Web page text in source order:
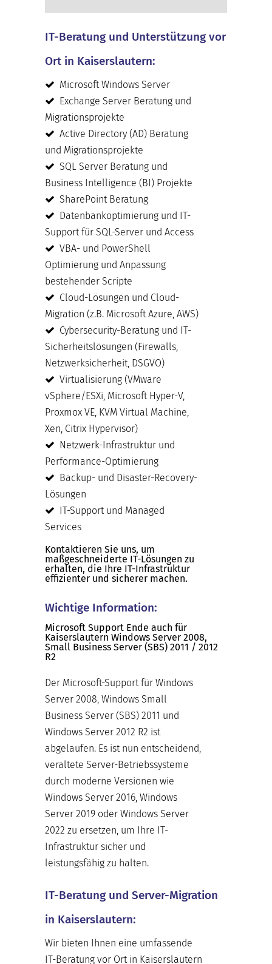
IT-Beratung und Unterstützung vor
Ort in Kaiserslautern:
Microsoft Windows Server
Exchange Server Beratung und
Migrationsprojekte
Active Directory (AD) Beratung
und Migrationsprojekte
SQL Server Beratung und
Business Intelligence (BI) Projekte
SharePoint Beratung
Datenbankoptimierung und IT-
Support für SQL-Server und Access
VBA- und PowerShell
Optimierung und Anpassung
bestehender Scripte
Cloud-Lösungen und Cloud-
Migration (z.B. Microsoft Azure, AWS)
Cybersecurity-Beratung und IT-
Sicherheitslösungen (Firewalls,
Netzwerksicherheit, DSGVO)
Virtualisierung (VMware
vSphere/ESXi, Microsoft Hyper-V,
Proxmox VE, KVM Virtual Machine,
Xen, Citrix Hypervisor)
Netzwerk-Infrastruktur und
Performance-Optimierung
Backup- und Disaster-Recovery-
Lösungen
IT-Support und Managed
Services
Kontaktieren Sie uns, um
maßgeschneiderte IT-Lösungen zu
erhalten, die Ihre IT-Infrastruktur
effizienter und sicherer machen.
Wichtige Information:
Microsoft Support Ende auch für
Kaiserslautern Windows Server 2008,
Small Business Server (SBS) 2011 / 2012
R2
Der Microsoft-Support für Windows
Server 2008, Windows Small
Business Server (SBS) 2011 und
Windows Server 2012 R2 ist
abgelaufen. Es ist nun entscheidend,
veraltete Server-Betriebssysteme
durch moderne Versionen wie
Windows Server 2016, Windows
Server 2019 oder Windows Server
2022 zu ersetzen, um Ihre IT-
Infrastruktur sicher und
leistungsfähig zu halten.
IT-Beratung und Server-Migration
in Kaiserslautern:
Wir bieten Ihnen eine umfassende
IT-Beratung vor Ort in Kaiserslautern